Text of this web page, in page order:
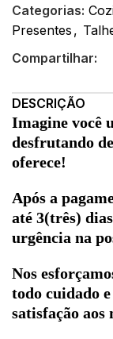
Categorias:
Presentes ,
Compartilhar:
DESCRIÇÃO
Imagine você
desfrutando
oferece!
Após a
até 3(três)
urgência na
Nos
todo cuidado
satisfação aos